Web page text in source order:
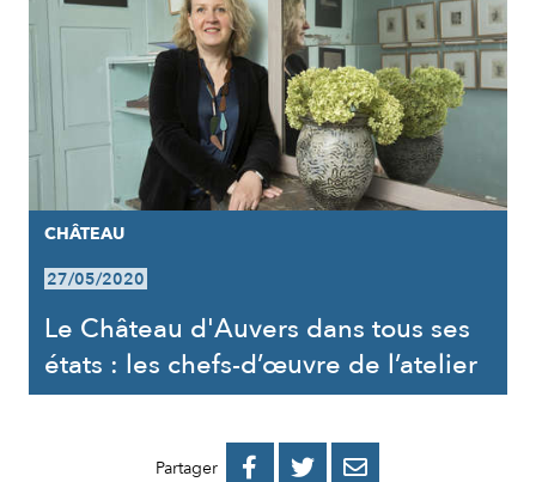
CHÂTEAU
27/05/2020
Le Château d'Auvers dans tous ses
états : les chefs-d’œuvre de l’atelier
Partager 
PARTAGER
PARTAGER
PARTAGER